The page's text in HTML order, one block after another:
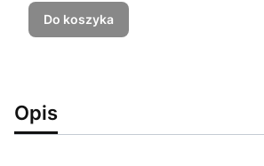
Do koszyka
Opis